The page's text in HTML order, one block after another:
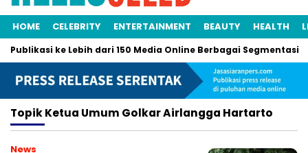
HOME CELEBRITY ENTERTAINMENT BEAUTY HEALTH
ke Lebih dari 150 Media Online Berbagai Segmentasi
TopikKetua Umum Golkar Airlangga Hartarto
News